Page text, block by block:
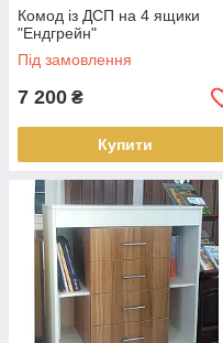
Комод із ДСП на 4 ящики
"Ендгрейн"
Під замовлення
7 200 ₴
Купити